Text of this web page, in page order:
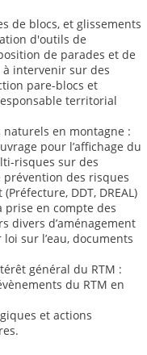
de blocs, et glissements
d'outils de
de parades et de
à intervenir sur des
pare-blocs et
territorial
naturels en montagne :
pour l’affichage du
risques sur des
des risques
DDT, DREAL)
prise en compte des
divers d’aménagement
sur l’eau, documents
général du RTM :
du RTM en
et actions